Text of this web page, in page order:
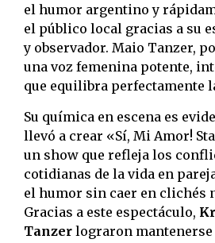
el humor argentino y
el público local gracias a su
y observador. Maio Tanzer,
una voz femenina potente,
que equilibra perfectamente
Su química en escena es
llevó a crear «Sí, Mi Amor!
un show que refleja los
cotidianas de la vida en
el humor sin caer en clichés
Gracias a este espectáculo,
Tanzer lograron mantenerse